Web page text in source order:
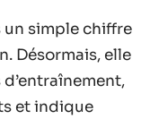
un simple chiffre
Désormais, elle
et indique